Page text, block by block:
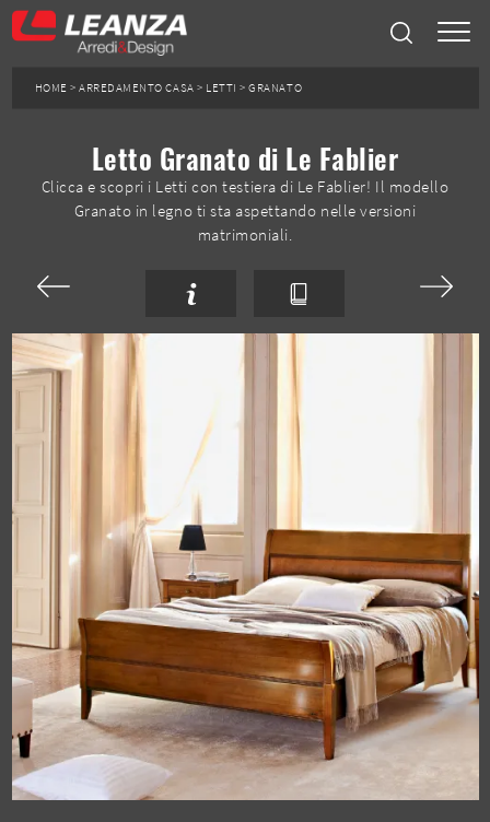
HOME >ARREDAMENTO CASA > LETTI >GRANATO
Letto Granato di Le Fablier
Clicca e scopri i Letti con testiera di Le Fablier! Il modello
Granato in legno ti sta aspettando nelle versioni
matrimoniali.